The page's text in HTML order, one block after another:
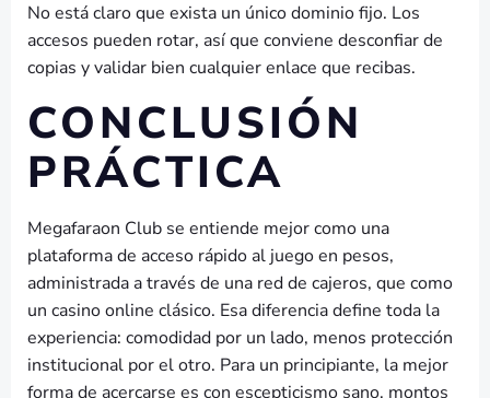
No está claro que exista un único dominio fijo. Los
accesos pueden rotar, así que conviene desconfiar de
copias y validar bien cualquier enlace que recibas.
CONCLUSIÓN
PRÁCTICA
Megafaraon Club se entiende mejor como una
plataforma de acceso rápido al juego en pesos,
administrada a través de una red de cajeros, que como
un casino online clásico. Esa diferencia define toda la
experiencia: comodidad por un lado, menos protección
institucional por el otro. Para un principiante, la mejor
forma de acercarse es con escepticismo sano, montos